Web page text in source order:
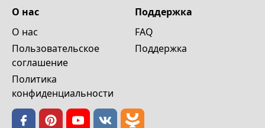
О нас
О нас
Пользовательское
cоглашение
Политика
конфиденциальности
Поддержка
FAQ
Поддержка